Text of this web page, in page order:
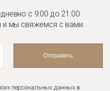
с 9:00 до 21:00
и мы свяжемся с вами.
Отправить
персональных данных в